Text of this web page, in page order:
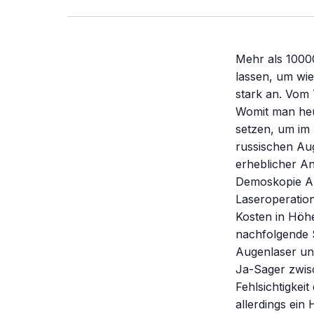
Mehr als 100000 Menschen haben sich 2002 in Deutschland die Augen operieren lassen, um wieder scharf sehen zu können – und die Zahl der Eingriffe steigt weiter stark an. Vom Trend zum brillenlosen Blick profitiert auch der Klassiker Kontaktlinse. Womit man heute gut sieht „Es schien mir nie vernünftig, sich etwas auf die Nase zu setzen, um im Auge einen Brechkraftfehler zu korrigieren.” Diesem Kalauer des russischen Augenarztes Svyatoslav Fyodorov (1927 – 2000) folgt inzwischen ein erheblicher Anteil der Deutschen: Nach der Brillenstudie 2002 des Instituts für Demoskopie Allensbach würden 22 Prozent aller Brillenträger ab 16 Jahren eine Laseroperation zur Korrektur ihrer Sehschwäche akzeptieren, auch wenn sie die Kosten in Höhe von 1250 bis 2000 Euro pro Auge selbst zahlen müssten. Eine nachfolgende Studie, die im Auftrag des Verbands der Spezialkliniken Deutschlands für Augenlaser und Refraktive Chirurgie (VSDAR) entstand, ermittelte sogar 45,1 Prozent Ja-Sager zwischen 20 und 55 Jahren auf die Frage, ob sie jetzt oder zukünftig ihre Fehlsichtigkeit durch eine Operation beheben lassen würden. Bei dieser Frage fehlte allerdings ein Hinweis auf die Kosten. Die Folgestudie lieferte auch die wichtigsten Motive für eine Augenoperation: An erster Stelle führten die Befragten an, dass es lästig und unbequem sei, eine Brille oder Kontaktlinsen zu tragen. Doch auch das Aussehen spielt eine wichtige Rolle: So fühlen sich mehr als die Hälfte aller Brillenträgerinnen ohne ihre Sehhilfe auf der Nase schöner, bei den Männern ist es etwa jeder Dritte. Die Verlockung, mit Hilfe eines chirurgischen Eingriffs dauerhaft auf die Brille verzichten zu können, ist groß. „Die Behandlung dauert nur wenige